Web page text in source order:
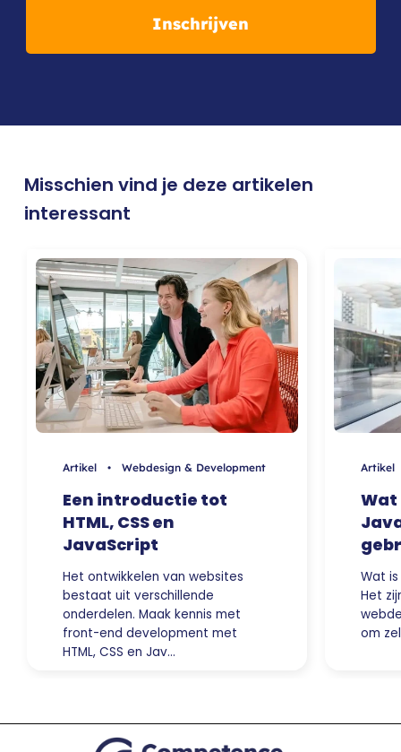
Inschrijven
Misschien vind je deze artikelen
interessant
Artikel • Webdesign & Development
Een introductie tot
HTML, CSS en
JavaScript
Het ontwikkelen van websites
bestaat uit verschillende
onderdelen. Maak kennis met
front-end development met
HTML, CSS en Jav…
Wat
Wat is
Het
om